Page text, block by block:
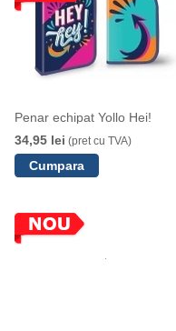
Penar echipat Yollo Hei!
34,95 lei (pret cu TVA)